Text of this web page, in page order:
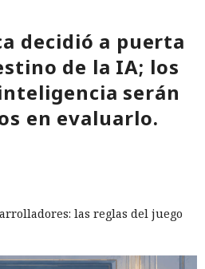
decidió a puerta
de la IA; los
serán
en evaluarlo.
las reglas del juego